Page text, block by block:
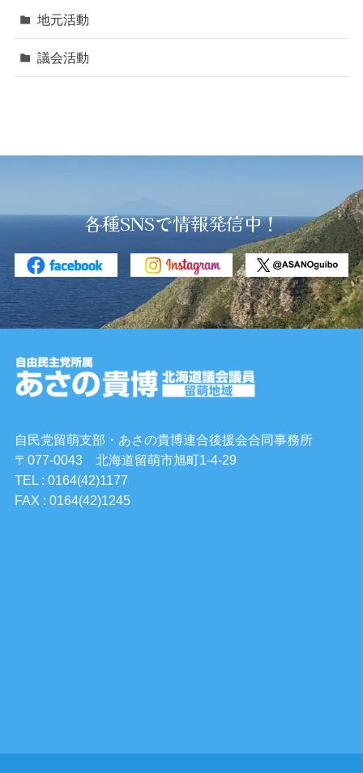
地元活動
議会活動
各種SNSで情報発信中！
自民党留萌支部・あさの貴博連合後援会合同事務所
〒077-0043 北海道留萌市旭町1-4-29
TEL : 0164(42)1177
FAX : 0164(42)1245